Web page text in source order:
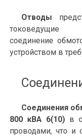
Отводы
токоведущие
соединение
устройством в
Соединения
800 кВА 6(10) в
проводами, что и